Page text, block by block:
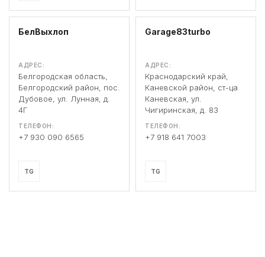
БелВыхлоп
АДРЕС:
Белгородская область,
Белгородский район, пос.
Дубовое, ул. Лунная, д.
4Г
ТЕЛЕФОН:
+7 930 090 6565
TG
Garage83turbo
АДРЕС:
Краснодарский край,
Каневской район, ст-ца
Каневская, ул.
Чигиринская, д. 83
ТЕЛЕФОН:
+7 918 641 7003
TG